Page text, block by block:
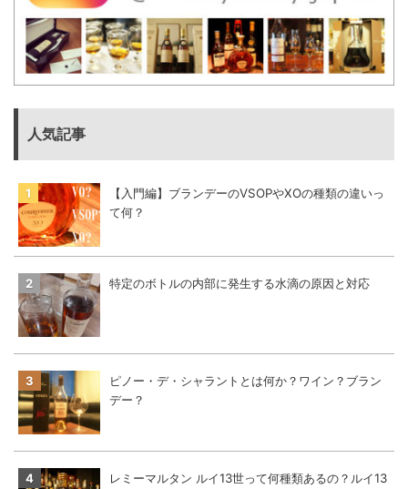
人気記事
【入門編】ブランデーのVSOPやXOの種類の違いっ
て何？
特定のボトルの内部に発生する水滴の原因と対応
ピノー・デ・シャラントとは何か？ワイン？ブラン
デー？
レミーマルタン ルイ13世って何種類あるの？ルイ13